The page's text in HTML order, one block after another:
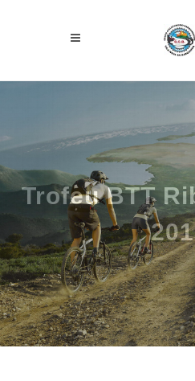
Trofeu BTT